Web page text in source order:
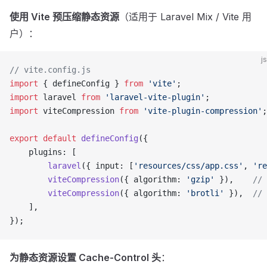
使用 Vite 预压缩静态资源 （适用于 Laravel Mix / Vite 用
户）：
js
// vite.config.js
import { defineConfig } from 'vite' ;
import laravel from 'laravel-vite-plugin' ;
import viteCompression from 'vite-plugin-compression' ;
export default defineConfig ({
    plugins: [
        laravel
({ input: [ 'resources/css/app.css' ,
        viteCompression
({ algorithm: 'gzip' }),
//
        viteCompression
({ algorithm: 'brotli' }),
//
    ],
});
为静态资源设置 Cache-Control 头：